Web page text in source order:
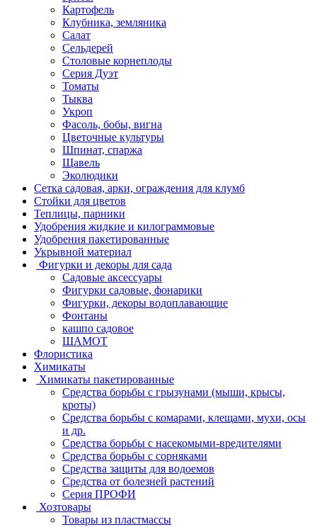
Картофель
Клубника, земляника
Салат
Сельдерей
Столовые корнеплоды
Серия Дуэт
Томаты
Тыква
Укроп
Фасоль, бобы, вигна
Цветочные культуры
Шпинат, спаржа
Щавель
Эколюдики
Сетка садовая, арки, ограждения для клумб
Стойки для цветов
Теплицы, парники
Удобрения жидкие и килограммовые
Удобрения пакетированные
Укрывной материал
Фигурки и декоры для сада
Садовые аксессуары
Фигурки садовые, фонарики
Фигурки, декоры водоплавающие
Фонтаны
кашпо садовое
ШАМОТ
Флористика
Химикаты
Химикаты пакетированные
Средства борьбы с грызунами (мыши, крысы,
кроты)
Средства борьбы с комарами, клещами, мухи, осы
и др.
Средства борьбы с насекомыми-вредителями
Средства борьбы с сорняками
Средства защиты для водоемов
Средства от болезней растений
Серия ПРОФИ
Хозтовары
Товары из пластмассы